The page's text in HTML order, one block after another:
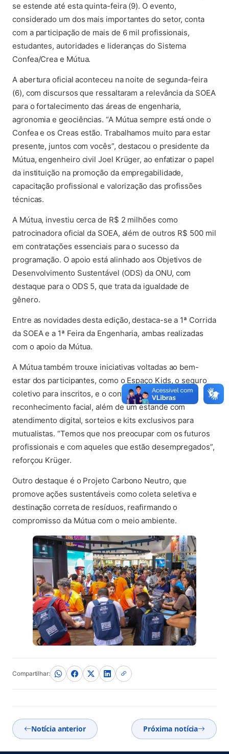
se estende até esta quinta-feira (9). O evento,
considerado um dos mais importantes do setor, conta
com a participação de mais de 6 mil profissionais,
estudantes, autoridades e lideranças do Sistema
Confea/Crea e Mútua.
A abertura oficial aconteceu na noite de segunda-feira
(6), com discursos que ressaltaram a relevância da SOEA
para o fortalecimento das áreas de engenharia,
agronomia e geociências. “A Mútua sempre está onde o
Confea e os Creas estão. Trabalhamos muito para estar
presente, juntos com vocês”, destacou o presidente da
Mútua, engenheiro civil Joel Krüger, ao enfatizar o papel
da instituição na promoção da empregabilidade,
capacitação profissional e valorização das profissões
técnicas.
A Mútua, investiu cerca de R$ 2 milhões como
patrocinadora oficial da SOEA, além de outros R$ 500 mil
em contratações essenciais para o sucesso da
programação. O apoio está alinhado aos Objetivos de
Desenvolvimento Sustentável (ODS) da ONU, com
destaque para o ODS 5, que trata da igualdade de
gênero.
Entre as novidades desta edição, destaca-se a 1ª Corrida
da SOEA e a 1ª Feira da Engenharia, ambas realizadas
com o apoio da Mútua.
A Mútua também trouxe iniciativas voltadas ao bem-
estar dos participantes, como o Espaço Kids, o seguro
coletivo para inscritos, e o controle de acesso por
reconhecimento facial, além de um estande com
atendimento digital, sorteios e kits exclusivos para
mutualistas. “Temos que nos preocupar com os futuros
profissionais e com aqueles que estão desempregados”,
reforçou Krüger.
Outro destaque é o Projeto Carbono Neutro, que
promove ações sustentáveis como coleta seletiva e
destinação correta de resíduos, reafirmando o
compromisso da Mútua com o meio ambiente.
Compartilhar:
Notícia anterior Próxima notícia